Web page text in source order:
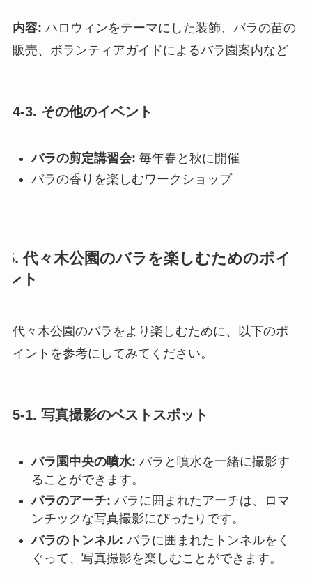
内容: ハロウィンをテーマにした装飾、バラの苗の
販売、ボランティアガイドによるバラ園案内など
4-3. その他のイベント
バラの剪定講習会: 毎年春と秋に開催
バラの香りを楽しむワークショップ
5. 代々木公園のバラを楽しむためのポイ
ント
代々木公園のバラをより楽しむために、以下のポ
イントを参考にしてみてください。
5-1. 写真撮影のベストスポット
バラ園中央の噴水: バラと噴水を一緒に撮影す
ることができます。
バラのアーチ: バラに囲まれたアーチは、ロマ
ンチックな写真撮影にぴったりです。
バラのトンネル: バラに囲まれたトンネルをく
ぐって、写真撮影を楽しむことができます。